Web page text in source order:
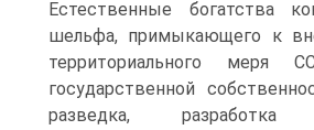
Естественные богатства
шельфа, примыкающего к
территориального меря
государственной
разведка,